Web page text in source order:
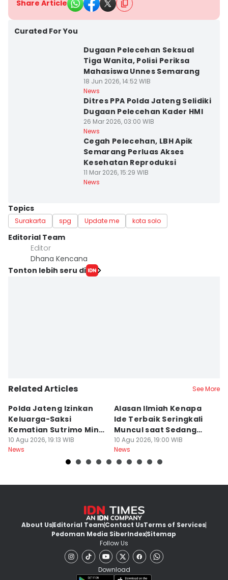
Share Article
Curated For You
Dugaan Pelecehan Seksual
Tiga Wanita, Polisi Periksa
Mahasiswa Unnes Semarang
18 Jun 2026, 14:52 WIB
News
Ditres PPA Polda Jateng Selidiki
Dugaan Pelecehan Kader HMI
26 Mar 2026, 03:00 WIB
News
Cegah Pelecehan, LBH Apik
Semarang Perluas Akses
Kesehatan Reproduksi
11 Mar 2026, 15:29 WIB
News
Topics
Surakarta spg Update me kota solo
Editorial Team
Editor
Dhana Kencana
Tonton lebih seru di
Related Articles See More
Polda Jateng Izinkan
Keluarga-Saksi
Kematian Sutrimo Minta
BKO LPSK
10 Agu 2026, 19:13 WIB
News
Alasan Ilmiah Kenapa
Ide Terbaik Seringkali
Muncul saat Sedang
Mandi, Bukan di Depan
Laptop
10 Agu 2026, 19:00 WIB
News
About UsEditorial TeamContact UsTerms of Services
Pedoman Media SiberIndexSitemap
Follow Us
Download